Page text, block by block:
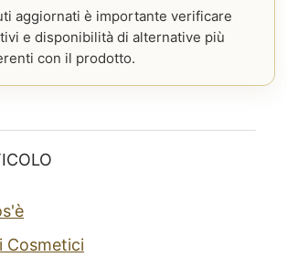
aggiornati è importante verificare
e disponibilità di alternative più
con il prodotto.
Cosmetici